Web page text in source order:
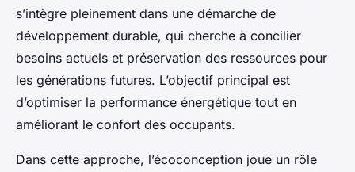
s’intègre pleinement dans une démarche de
développement durable, qui cherche à concilier
besoins actuels et préservation des ressources pour
les générations futures. L’objectif principal est
d’optimiser la performance énergétique tout en
améliorant le confort des occupants.
Dans cette approche, l’écoconception joue un rôle